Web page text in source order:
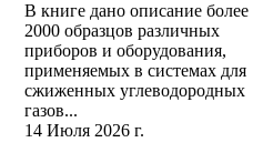
В книге дано описание более
2000 образцов различных
приборов и оборудования,
применяемых в системах для
сжиженных углеводородных
газов...
14 Июля 2026 г.